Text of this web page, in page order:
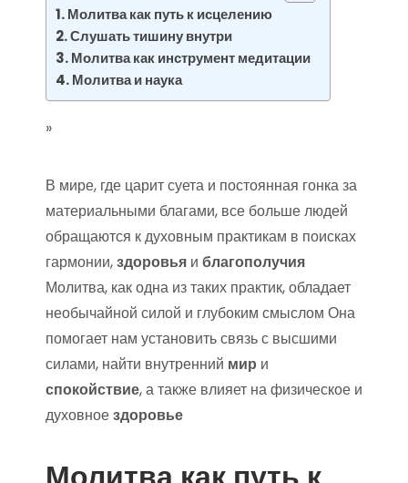
Молитва как путь к исцелению
Слушать тишину внутри
Молитва как инструмент медитации
Молитва и наука
»
В мире, где царит суета и постоянная гонка за
материальными благами, все больше людей
обращаются к духовным практикам в поисках
гармонии,здоровья и благополучия
Молитва, как одна из таких практик, обладает
необычайной силой и глубоким смыслом Она
помогает нам установить связь с высшими
силами, найти внутренний мир и
спокойствие, а также влияет на физическое и
духовноездоровье